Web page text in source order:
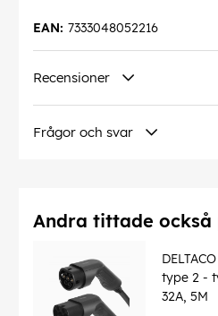
7333048052216
EAN:
Recensioner
Frågor och svar
Andra tittade också
type 2 -
32A, 5M